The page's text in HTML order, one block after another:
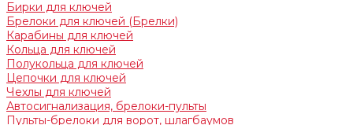
Бирки для ключей
Брелоки для ключей (Брелки)
Карабины для ключей
Кольца для ключей
Полукольца для ключей
Цепочки для ключей
Чехлы для ключей
Автосигнализация, брелоки-пульты
Пульты-брелоки для ворот, шлагбаумов